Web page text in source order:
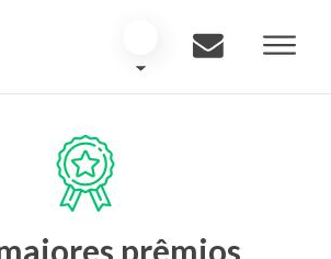
prêmios